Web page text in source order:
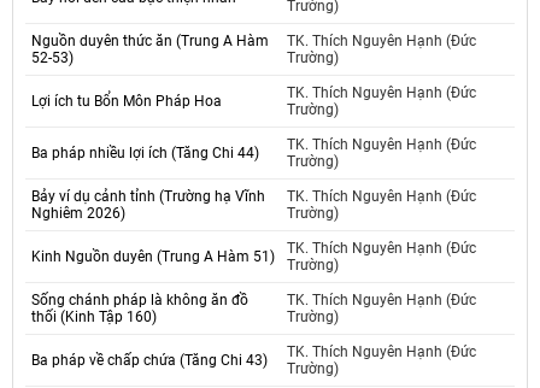
Trường)
Nguồn duyên thức ăn (Trung A Hàm
52-53)
TK. Thích Nguyên Hạnh (Đức
Trường)
Lợi ích tu Bổn Môn Pháp Hoa
TK. Thích Nguyên Hạnh (Đức
Trường)
Ba pháp nhiều lợi ích (Tăng Chi 44)
TK. Thích Nguyên Hạnh (Đức
Trường)
Bảy ví dụ cảnh tỉnh (Trường hạ Vĩnh
Nghiêm 2026)
TK. Thích Nguyên Hạnh (Đức
Trường)
Kinh Nguồn duyên (Trung A Hàm 51)
TK. Thích Nguyên Hạnh (Đức
Trường)
Sống chánh pháp là không ăn đồ
thối (Kinh Tập 160)
TK. Thích Nguyên Hạnh (Đức
Trường)
Ba pháp về chấp chứa (Tăng Chi 43)
TK. Thích Nguyên Hạnh (Đức
Trường)